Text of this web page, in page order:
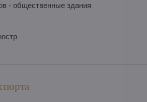
- общественные здания